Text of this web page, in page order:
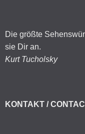
Die größte
sie Dir an.
Kurt Tucholsky
KONTAKT /